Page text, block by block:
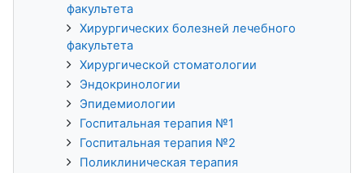
факультета
Хирургических болезней лечебного
факультета
Хирургической стоматологии
Эндокринологии
Эпидемиологии
Госпитальная терапия №1
Госпитальная терапия №2
Поликлиническая терапия